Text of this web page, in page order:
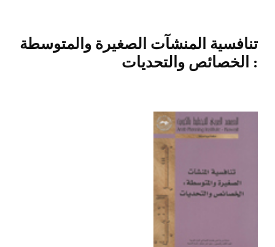
تنافسية المنشآت الصغيرة والمتوسطة
: الخصائص والتحديات